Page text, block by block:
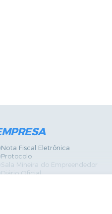
Nota Fiscal Eletrônica
Protocolo
Sala Mineira do Empreendedor
Diário Oficial